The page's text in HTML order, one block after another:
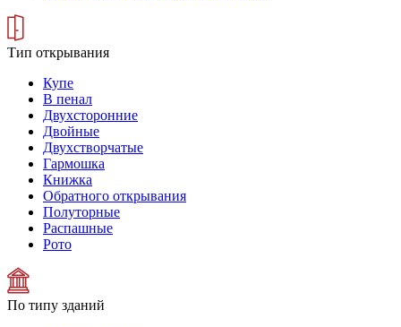
Тип открывания
Купе
В пенал
Двухсторонние
Двойные
Двухстворчатые
Гармошка
Книжка
Обратного открывания
Полуторные
Распашные
Рото
По типу зданий